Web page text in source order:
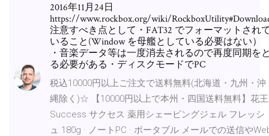
2016年11月24日
https://www.rockbox.org/wiki/
注意すべき点として・FAT32 でフォーマットされ
いること(Window を母艦としている必要はない）
・音楽データ等は一度消去されるので再度同期を
る必要がある・ディスクモードでPC
税込10000円以上ご注文で送料無料(北海道・九州・沖
縄除く)☆ 【10000円以上で本州・四国送料無料】花王
Success サクセス 薬用シェービングジェル フレッシ
ュ 180g · ノートPC · ポータブル メールでの送信や